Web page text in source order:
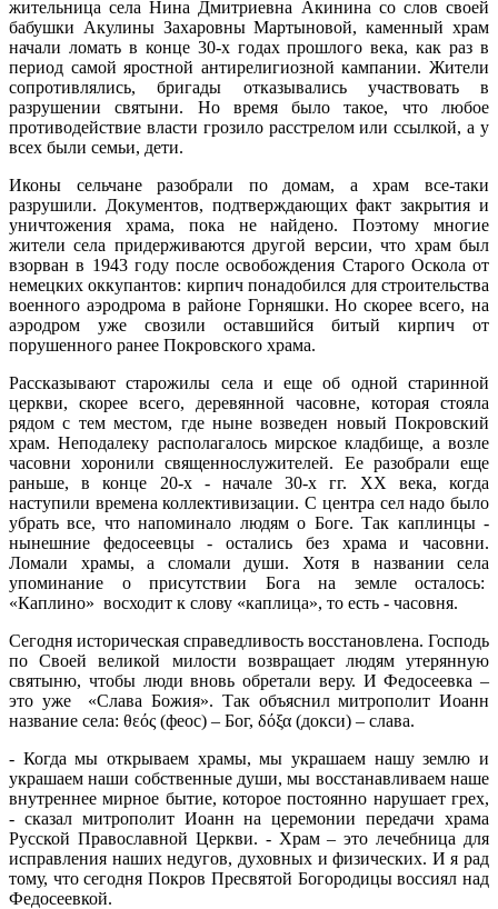
жительница села Нина Дмитриевна Акинина со слов своей
бабушки Акулины Захаровны Мартыновой, каменный храм
начали ломать в конце 30-х годах прошлого века, как раз в
период самой яростной антирелигиозной кампании. Жители
сопротивлялись, бригады отказывались участвовать в
разрушении святыни. Но время было такое, что любое
противодействие власти грозило расстрелом или ссылкой, а у
всех были семьи, дети.
Иконы сельчане разобрали по домам, а храм все-таки
разрушили. Документов, подтверждающих факт закрытия и
уничтожения храма, пока не найдено. Поэтому многие
жители села придерживаются другой версии, что храм был
взорван в 1943 году после освобождения Старого Оскола от
немецких оккупантов: кирпич понадобился для строительства
военного аэродрома в районе Горняшки. Но скорее всего, на
аэродром уже свозили оставшийся битый кирпич от
порушенного ранее Покровского храма.
Рассказывают старожилы села и еще об одной старинной
церкви, скорее всего, деревянной часовне, которая стояла
рядом с тем местом, где ныне возведен новый Покровский
храм. Неподалеку располагалось мирское кладбище, а возле
часовни хоронили священнослужителей. Ее разобрали еще
раньше, в конце 20-х - начале 30-х гг. XX века, когда
наступили времена коллективизации. С центра сел надо было
убрать все, что напоминало людям о Боге. Так каплинцы -
нынешние федосеевцы - остались без храма и часовни.
Ломали храмы, а сломали души. Хотя в названии села
упоминание о присутствии Бога на земле осталось:
«Каплино» восходит к слову «каплица», то есть - часовня.
Сегодня историческая справедливость восстановлена. Господь
по Своей великой милости возвращает людям утерянную
святыню, чтобы люди вновь обретали веру. И Федосеевка –
это уже «Слава Божия». Так объяснил митрополит Иоанн
название села: θεός (феос) – Бог, δόξα (докси) – слава.
- Когда мы открываем храмы, мы украшаем нашу землю и
украшаем наши собственные души, мы восстанавливаем наше
внутреннее мирное бытие, которое постоянно нарушает грех,
- сказал митрополит Иоанн на церемонии передачи храма
Русской Православной Церкви. - Храм – это лечебница для
исправления наших недугов, духовных и физических. И я рад
тому, что сегодня Покров Пресвятой Богородицы воссиял над
Федосеевкой.